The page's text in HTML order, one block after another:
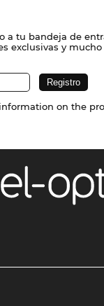
a tu bandeja de
exclusivas y
on the